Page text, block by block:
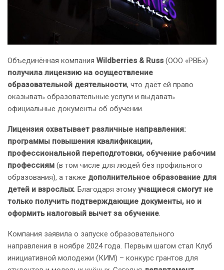
Объединённая компания Wildberries & Russ (ООО «РВБ»)
получила лицензию на осуществление
образовательной деятельности, что даёт ей право
оказывать образовательные услуги и выдавать
официальные документы об обучении.
Лицензия охватывает различные направления:
программы повышения квалификации,
профессиональной переподготовки, обучение рабочим
профессиям (в том числе для людей без профильного
образования), а также дополнительное образование для
детей и взрослых. Благодаря этому учащиеся смогут не
только получить подтверждающие документы, но и
оформить налоговый вычет за обучение.
Компания заявила о запуске образовательного
направления в ноябре 2024 года. Первым шагом стал Клуб
инициативной молодежи (КИМ) – конкурс грантов для